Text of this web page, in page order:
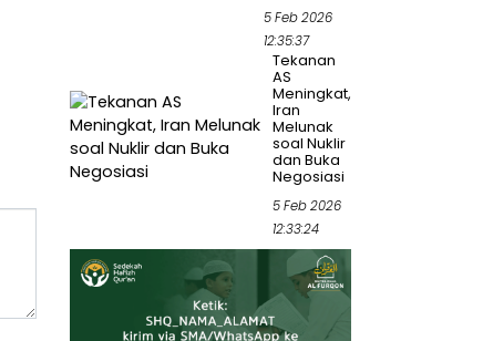
5 Feb 2026
12:35:37
Tekanan
AS
Meningkat,
Iran
Melunak
soal Nuklir
dan Buka
Negosiasi
5 Feb 2026
12:33:24